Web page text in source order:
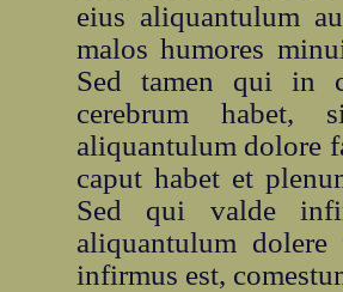
eius aliquantulum
malos humores
Sed tamen qui in
cerebrum
aliquantulum dolore
caput habet et
Sed qui valde
aliquantulum
infirmus est,